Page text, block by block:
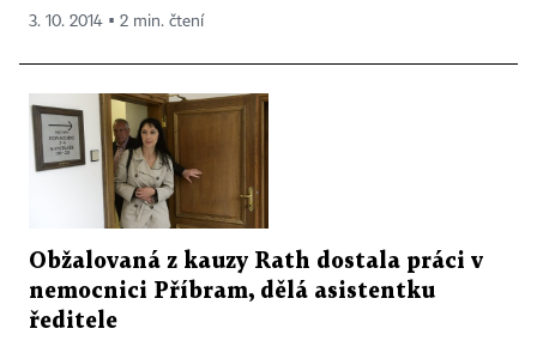
3. 10. 2014 ▪ 2 min. čtení
Obžalovaná z kauzy Rath dostala práci v
nemocnici Příbram, dělá asistentku
ředitele